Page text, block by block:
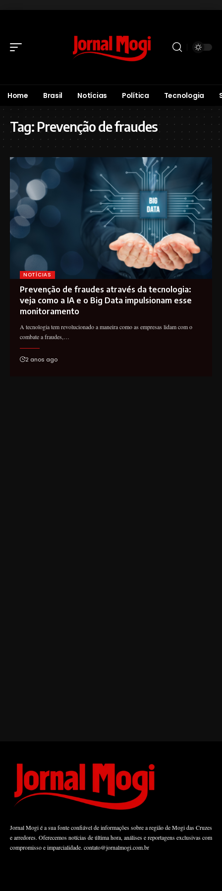
Home Brasil Notícias Política Tecnologia
Tag: Prevenção de fraudes
NOTÍCIAS
Prevenção de fraudes através da tecnologia:
veja como a IA e o Big Data impulsionam esse
monitoramento
A tecnologia tem revolucionado a maneira como as empresas lidam com o
combate a fraudes,…
2 anos ago
Jornal Mogi é a sua fonte confiável de informações sobre a região de Mogi das Cruzes
e arredores. Oferecemos notícias de última hora, análises e reportagens exclusivas com
compromisso e imparcialidade. contato@jornalmogi.com.br